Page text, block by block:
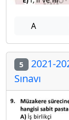
A
5 2021-
Sınavı